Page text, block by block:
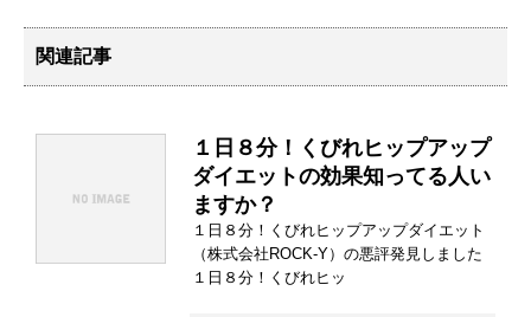
関連記事
１日８分！くびれヒップアップ
ダイエットの効果知ってる人い
ますか？
１日８分！くびれヒップアップダイエット
（株式会社ROCK-Y）の悪評発見しました
１日８分！くびれヒッ